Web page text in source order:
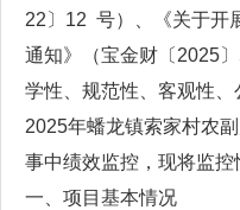
22〕12 号）、《关于开
通知》（宝金财〔2025
学性、规范性、客观性
2025年蟠龙镇索家村农
事中绩效监控，现将监控
一、项目基本情况